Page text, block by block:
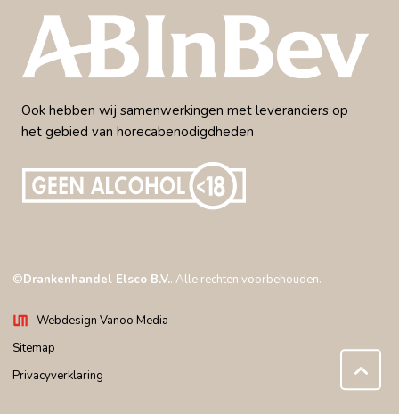
Ook hebben wij samenwerkingen met leveranciers op
het gebied van horecabenodigdheden
©Drankenhandel Elsco B.V.. Alle rechten voorbehouden.
Webdesign Vanoo Media
Sitemap
Privacyverklaring